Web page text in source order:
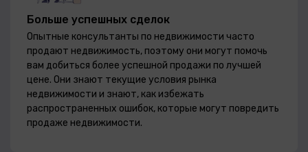
Больше успешных сделок
Опытные консультанты по недвижимости часто
продают недвижимость, поэтому они могут помочь
вам добиться более успешной продажи по лучшей
цене. Они знают текущие условия рынка
недвижимости и знают, как избежать
распространенных ошибок, которые могут повредить
продаже недвижимости.